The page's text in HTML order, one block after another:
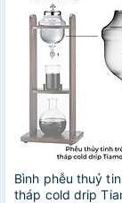
Bình phễu thuỷ
tháp cold drip